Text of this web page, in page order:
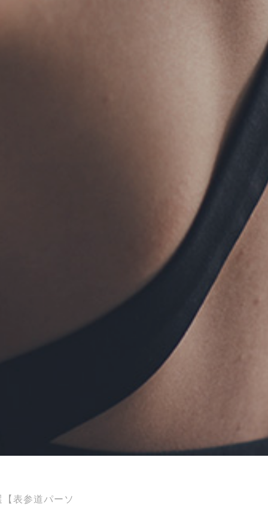
表参道パーソ